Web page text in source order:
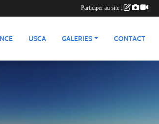
USCA GALERIES CONTACT
Participer au site :